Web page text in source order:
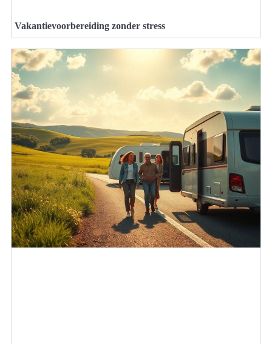
Vakantievoorbereiding zonder stress